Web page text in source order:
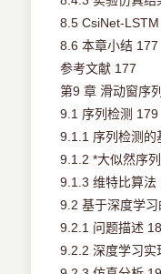
8.5 CsiNet-
8.6 本章小结 177
参考文献 177
第9 章 滑动窗序
9.1 序列检测 179
9.1.1 序列检测的
9.1.2 *大似然序
9.1.3 维特比算法
9.2 基于深度学
9.2.1 问题描述
9.2.2 深度学习实